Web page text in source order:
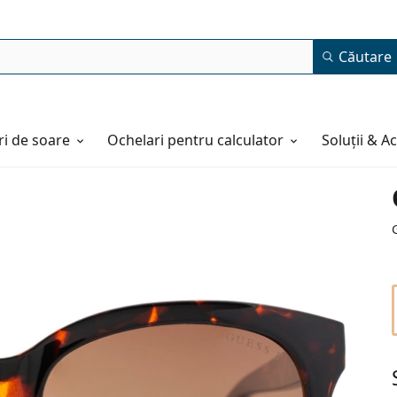
Căutare
de soare Ochelari pentru calculator Soluții &